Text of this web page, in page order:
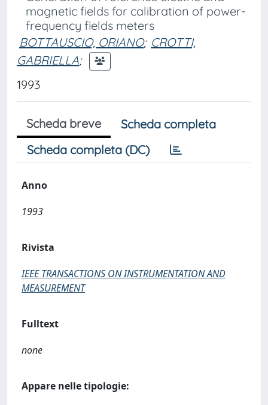
magnetic fields for calibration of power-
frequency fields meters
BOTTAUSCIO, ORIANO; CROTTI,
GABRIELLA;
1993
Scheda breve
Scheda completa
Scheda completa (DC)
Anno
1993
Rivista
IEEE TRANSACTIONS ON INSTRUMENTATION AND
MEASUREMENT
Fulltext
none
Appare nelle tipologie: